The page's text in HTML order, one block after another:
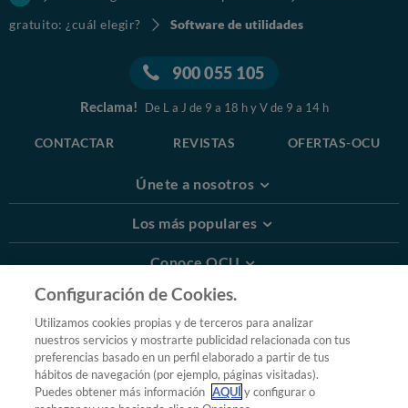
gratuito: ¿cuál elegir?
Software de utilidades
900 055 105
Reclama! De L a J de 9 a 18 h y V de 9 a 14 h
CONTACTAR REVISTAS OFERTAS-OCU
Únete a nosotros
Los más populares
Conoce OCU
Más Información
© 2026 OCU
Condiciones generales de contratación de OCU
Política de privacidad
Configuración de Cookies.
Utilizamos cookies propias y de terceros para analizar
nuestros servicios y mostrarte publicidad relacionada con tus
preferencias basado en un perfil elaborado a partir de tus
hábitos de navegación (por ejemplo, páginas visitadas).
Puedes obtener más información AQUÍy configurar o